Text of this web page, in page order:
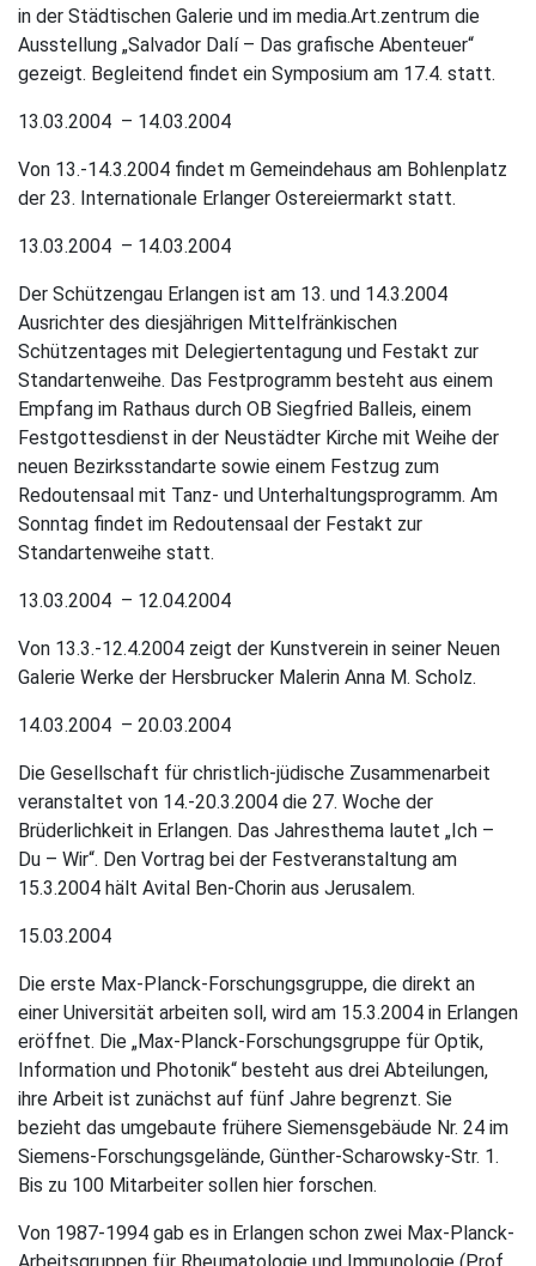
in der Städtischen Galerie und im media.Art.zentrum die
Ausstellung „Salvador Dalí – Das grafische Abenteuer“
gezeigt. Begleitend findet ein Symposium am 17.4. statt.
13.03.2004 – 14.03.2004
Von 13.-14.3.2004 findet m Gemeindehaus am Bohlenplatz
der 23. Internationale Erlanger Ostereiermarkt statt.
13.03.2004 – 14.03.2004
Der Schützengau Erlangen ist am 13. und 14.3.2004
Ausrichter des diesjährigen Mittelfränkischen
Schützentages mit Delegiertentagung und Festakt zur
Standartenweihe. Das Festprogramm besteht aus einem
Empfang im Rathaus durch OB Siegfried Balleis, einem
Festgottesdienst in der Neustädter Kirche mit Weihe der
neuen Bezirksstandarte sowie einem Festzug zum
Redoutensaal mit Tanz- und Unterhaltungsprogramm. Am
Sonntag findet im Redoutensaal der Festakt zur
Standartenweihe statt.
13.03.2004 – 12.04.2004
Von 13.3.-12.4.2004 zeigt der Kunstverein in seiner Neuen
Galerie Werke der Hersbrucker Malerin Anna M. Scholz.
14.03.2004 – 20.03.2004
Die Gesellschaft für christlich-jüdische Zusammenarbeit
veranstaltet von 14.-20.3.2004 die 27. Woche der
Brüderlichkeit in Erlangen. Das Jahresthema lautet „Ich –
Du – Wir“. Den Vortrag bei der Festveranstaltung am
15.3.2004 hält Avital Ben-Chorin aus Jerusalem.
15.03.2004
Die erste Max-Planck-Forschungsgruppe, die direkt an
einer Universität arbeiten soll, wird am 15.3.2004 in Erlangen
eröffnet. Die „Max-Planck-Forschungsgruppe für Optik,
Information und Photonik“ besteht aus drei Abteilungen,
ihre Arbeit ist zunächst auf fünf Jahre begrenzt. Sie
bezieht das umgebaute frühere Siemensgebäude Nr. 24 im
Siemens-Forschungsgelände, Günther-Scharowsky-Str. 1.
Bis zu 100 Mitarbeiter sollen hier forschen.
Von 1987-1994 gab es in Erlangen schon zwei Max-Planck-